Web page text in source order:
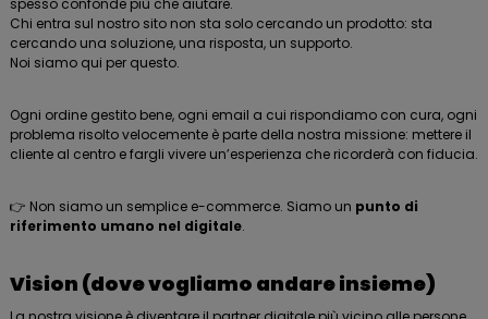
spesso confonde più che aiutare.
Chi entra sul nostro sito non sta solo cercando un prodotto: sta
cercando una soluzione, una risposta, un supporto.
Noi siamo qui per questo.
Ogni ordine gestito bene, ogni email a cui rispondiamo con cura, ogni
problema risolto velocemente è parte della nostra missione: mettere il
cliente al centro e fargli vivere un’esperienza che ricorderà con fiducia.
👉 Non siamo un semplice e-commerce. Siamo un punto di
riferimento umano nel digitale.
Vision (dove vogliamo andare insieme)